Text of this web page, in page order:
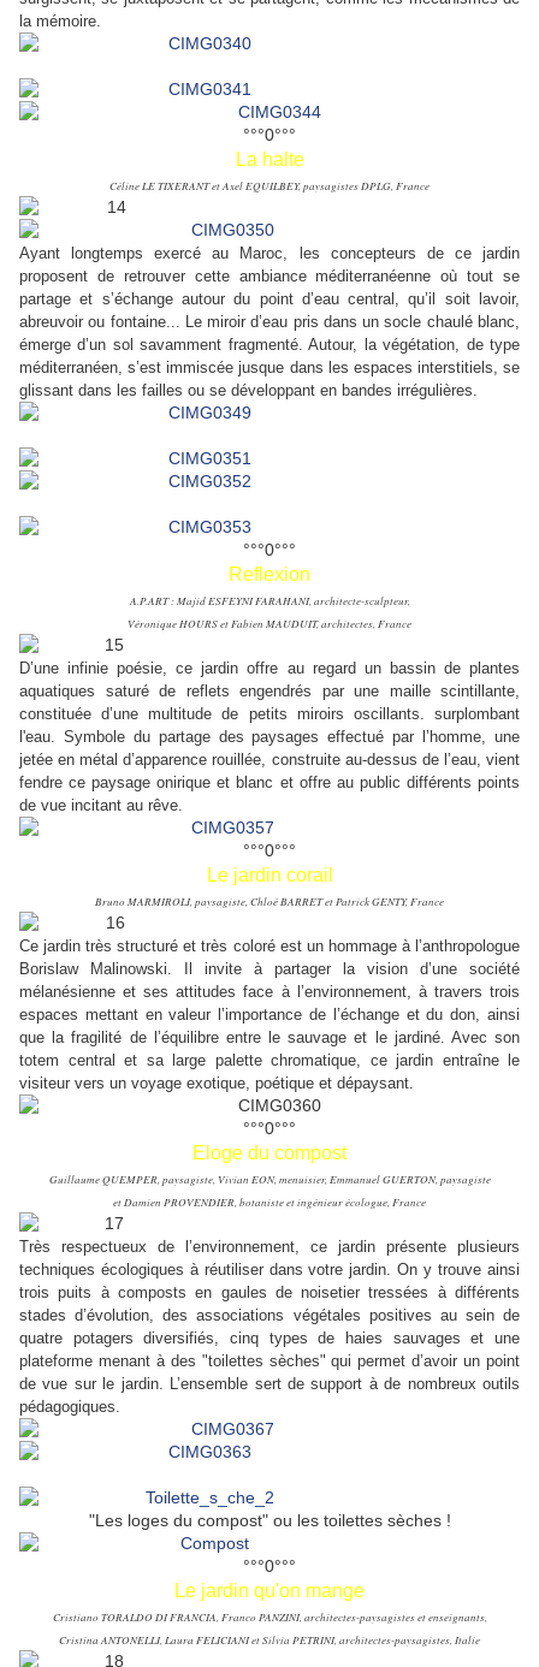
la mémoire.
°°°0°°°
La halte
Céline LE TIXERANT et Axel EQUILBEY, paysagistes DPLG, France
Ayant longtemps exercé au Maroc, les concepteurs de ce jardin
proposent de retrouver cette ambiance méditerranéenne où tout se
partage et s’échange autour du point d’eau central, qu’il soit lavoir,
abreuvoir ou fontaine... Le miroir d’eau pris dans un socle chaulé blanc,
émerge d’un sol savamment fragmenté. Autour, la végétation, de type
méditerranéen, s’est immiscée jusque dans les espaces interstitiels, se
glissant dans les failles ou se développant en bandes irrégulières.
°°°0°°°
Reflexion
A.P.ART : Majid ESFEYNI FARAHANI, architecte-sculpteur,
Véronique HOURS et Fabien MAUDUIT, architectes, France
D’une infinie poésie, ce jardin offre au regard un bassin de plantes
aquatiques saturé de reflets engendrés par une maille scintillante,
constituée d’une multitude de petits miroirs oscillants. surplombant
l'eau. Symbole du partage des paysages effectué par l’homme, une
jetée en métal d’apparence rouillée, construite au-dessus de l’eau, vient
fendre ce paysage onirique et blanc et offre au public différents points
de vue incitant au rêve.
°°°0°°°
Le jardin corail
Bruno MARMIROLI, paysagiste, Chloé BARRET et Patrick GENTY, France
Ce jardin très structuré et très coloré est un hommage à l’anthropologue
Borislaw Malinowski. Il invite à partager la vision d’une société
mélanésienne et ses attitudes face à l’environnement, à travers trois
espaces mettant en valeur l’importance de l’échange et du don, ainsi
que la fragilité de l’équilibre entre le sauvage et le jardiné. Avec son
totem central et sa large palette chromatique, ce jardin entraîne le
visiteur vers un voyage exotique, poétique et dépaysant.
°°°0°°°
Eloge du compost
Guillaume QUEMPER, paysagiste, Vivian EON, menuisier, Emmanuel GUERTON, paysagiste
et Damien PROVENDIER, botaniste et ingénieur écologue, France
Très respectueux de l’environnement, ce jardin présente plusieurs
techniques écologiques à réutiliser dans votre jardin. On y trouve ainsi
trois puits à composts en gaules de noisetier tressées à différents
stades d’évolution, des associations végétales positives au sein de
quatre potagers diversifiés, cinq types de haies sauvages et une
plateforme menant à des "toilettes sèches" qui permet d’avoir un point
de vue sur le jardin. L’ensemble sert de support à de nombreux outils
pédagogiques.
"Les loges du compost" ou les toilettes sèches !
°°°0°°°
Le jardin qu'on mange
Cristiano TORALDO DI FRANCIA, Franco PANZINI, architectes-paysagistes et enseignants,
Cristina ANTONELLI, Laura FELICIANI et Silvia PETRINI, architectes-paysagistes, Italie